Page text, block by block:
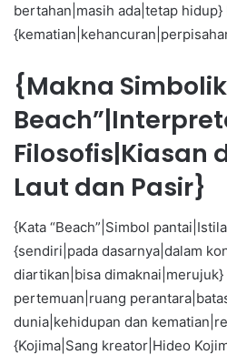
bertahan|masih ada|tetap hidup}
{Makna
Filosofis|Kiasan
Laut dan Pasir}
{Kata “Beach”|Simbol
{sendiri|pada dasarnya|dalam
diartikan|bisa dimaknai|merujuk}
pertemuan|ruang
dunia|kehidupan dan
{Kojima|Sang kreator|Hideo